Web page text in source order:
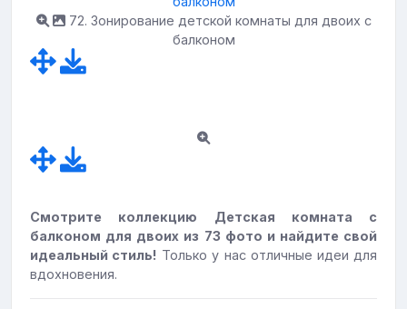
72. Зонирование детской комнаты для двоих с
балконом
Смотрите коллекцию Детская комната с
балконом для двоих из 73 фото и найдите свой
идеальный стиль! Только у нас отличные идеи для
вдохновения.